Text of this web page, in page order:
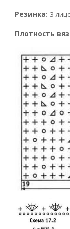
Резинка: 3
Плотность